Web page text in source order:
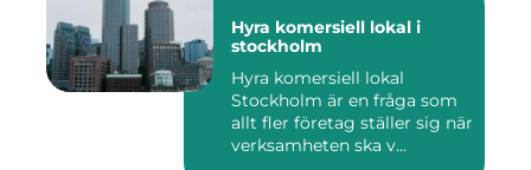
Hyra komersiell lokal i
stockholm
Hyra komersiell lokal
Stockholm är en fråga som
allt fler företag ställer sig när
verksamheten ska v...